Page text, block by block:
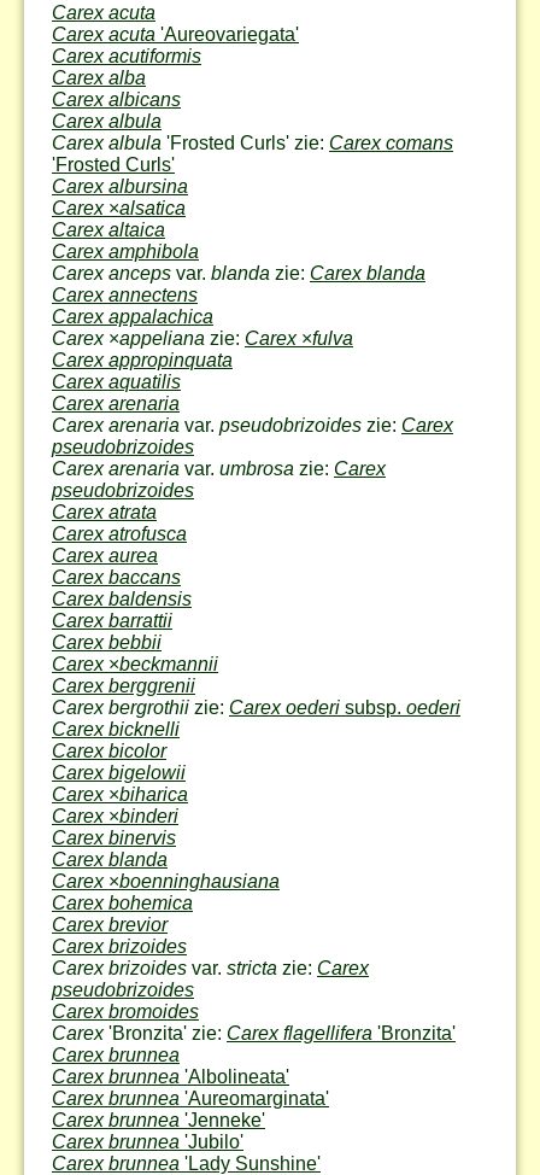
Carex acuta
Carex acuta 'Aureovariegata'
Carex acutiformis
Carex alba
Carex albicans
Carex albula
Carex albula 'Frosted Curls' zie: Carex comans
'Frosted Curls'
Carex albursina
Carex ×alsatica
Carex altaica
Carex amphibola
Carex anceps var. blanda zie: Carex blanda
Carex annectens
Carex appalachica
Carex ×appeliana zie: Carex ×fulva
Carex appropinquata
Carex aquatilis
Carex arenaria
Carex arenaria var. pseudobrizoides zie: Carex
pseudobrizoides
Carex arenaria var. umbrosa zie: Carex
pseudobrizoides
Carex atrata
Carex atrofusca
Carex aurea
Carex baccans
Carex baldensis
Carex barrattii
Carex bebbii
Carex ×beckmannii
Carex berggrenii
Carex bergrothii zie: Carex oederi subsp. oederi
Carex bicknelli
Carex bicolor
Carex bigelowii
Carex ×biharica
Carex ×binderi
Carex binervis
Carex blanda
Carex ×boenninghausiana
Carex bohemica
Carex brevior
Carex brizoides
Carex brizoides var. stricta zie: Carex
pseudobrizoides
Carex bromoides
Carex'Bronzita' zie: Carex flagellifera 'Bronzita'
Carex brunnea
Carex brunnea 'Albolineata'
Carex brunnea 'Aureomarginata'
Carex brunnea 'Jenneke'
Carex brunnea 'Jubilo'
Carex brunnea 'Lady Sunshine'